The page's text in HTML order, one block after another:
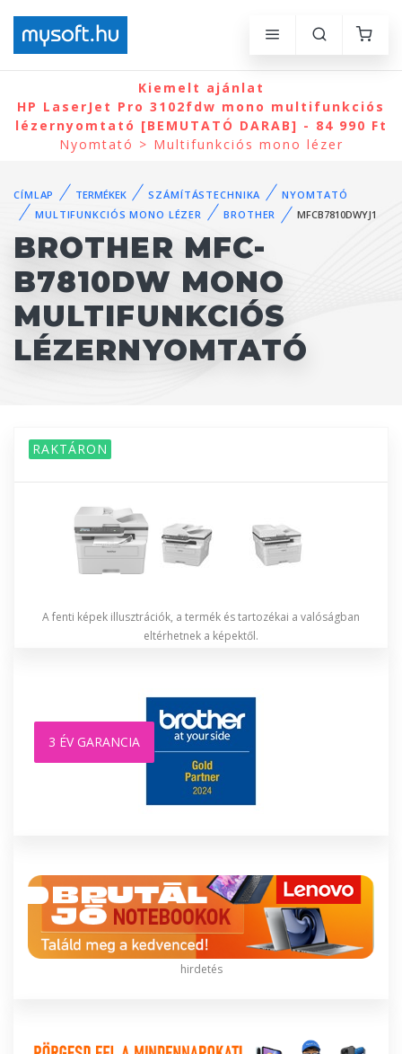
Kiemelt ajánlat
HP LaserJet Pro 3102fdw mono multifunkciós
lézernyomtató [BEMUTATÓ DARAB] - 84 990 Ft
Nyomtató > Multifunkciós mono lézer
CÍMLAP TERMÉKEK SZÁMÍTÁSTECHNIKA
NYOMTATÓ
MULTIFUNKCIÓS MONO LÉZER
BROTHER MFCB7810DWYJ1
BROTHER MFC-
B7810DW MONO
MULTIFUNKCIÓS
LÉZERNYOMTATÓ
RAKTÁRON
3 ÉV GARANCIA
A fenti képek illusztrációk, a termék és tartozékai a valóságban
eltérhetnek a képektől.
hirdetés